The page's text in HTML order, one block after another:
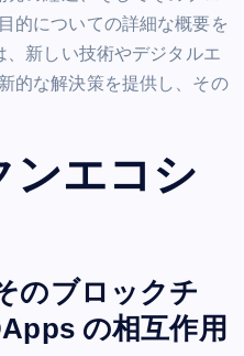
的についての詳細な概要を
新しい技術やデジタルエ
的な解決策を提供し、その
ンエコシ
のブロックチ
の相互作用